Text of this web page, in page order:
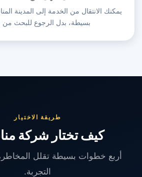
يمكنك الانتقال من الخدمة إلى المدينة
بسيطة، بدل الرجوع للبحث من
طريقة الاختيار
كيف تختار شركة
أربع خطوات بسيطة تقلل
التجربة.